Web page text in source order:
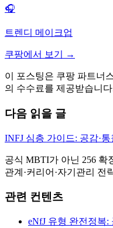
🎧
트렌디 메이크업
쿠팡에서 보기 →
이 포스팅은 쿠팡 파트너
의 수수료를 제공받습니
다음 읽을 글
INFJ 심층 가이드: 공감·
공식 MBTI가 아닌 256 확
관계·커리어·자기관리 전
관련 컨텐츠
eNfJ 유형 완전정복